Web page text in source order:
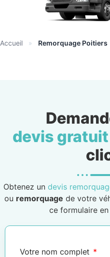
Accueil » Remorquage Poitiers
devis gratuit
Obtenez un devis
ou remorquage de votre
ce formulaire
Votre nom complet